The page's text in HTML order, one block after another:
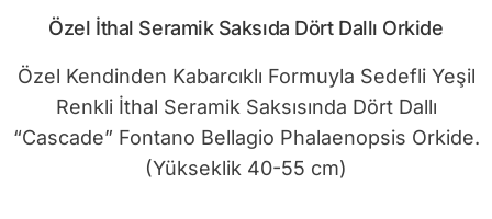
Özel İthal Seramik Saksıda Dört Dallı Orkide
Özel Kendinden Kabarcıklı Formuyla Sedefli Yeşil
Renkli İthal Seramik Saksısında Dört Dallı
“Cascade” Fontano Bellagio Phalaenopsis Orkide.
(Yükseklik 40-55 cm)